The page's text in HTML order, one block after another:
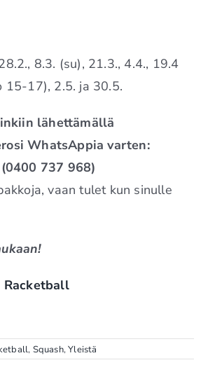
8.3. (su), 21.3., 4.4., 19.4
15-17), 2.5. ja 30.5.
lähettämällä
WhatsAppia varten:
737 968)
vaan tulet kun sinulle
Racketball
, Squash,Yleistä